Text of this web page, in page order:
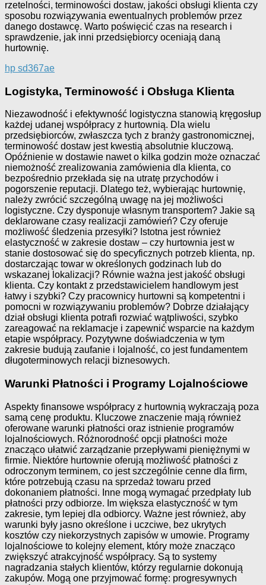
rzetelności, terminowości dostaw, jakości obsługi klienta czy
sposobu rozwiązywania ewentualnych problemów przez
danego dostawcę. Warto poświęcić czas na research i
sprawdzenie, jak inni przedsiębiorcy oceniają daną
hurtownię.
hp sd367ae
Logistyka, Terminowość i Obsługa Klienta
Niezawodność i efektywność logistyczna stanowią kręgosłup
każdej udanej współpracy z hurtownią. Dla wielu
przedsiębiorców, zwłaszcza tych z branży gastronomicznej,
terminowość dostaw jest kwestią absolutnie kluczową.
Opóźnienie w dostawie nawet o kilka godzin może oznaczać
niemożność zrealizowania zamówienia dla klienta, co
bezpośrednio przekłada się na utratę przychodów i
pogorszenie reputacji. Dlatego też, wybierając hurtownię,
należy zwrócić szczególną uwagę na jej możliwości
logistyczne. Czy dysponuje własnym transportem? Jakie są
deklarowane czasy realizacji zamówień? Czy oferuje
możliwość śledzenia przesyłki? Istotna jest również
elastyczność w zakresie dostaw – czy hurtownia jest w
stanie dostosować się do specyficznych potrzeb klienta, np.
dostarczając towar w określonych godzinach lub do
wskazanej lokalizacji? Równie ważna jest jakość obsługi
klienta. Czy kontakt z przedstawicielem handlowym jest
łatwy i szybki? Czy pracownicy hurtowni są kompetentni i
pomocni w rozwiązywaniu problemów? Dobrze działający
dział obsługi klienta potrafi rozwiać wątpliwości, szybko
zareagować na reklamacje i zapewnić wsparcie na każdym
etapie współpracy. Pozytywne doświadczenia w tym
zakresie budują zaufanie i lojalność, co jest fundamentem
długoterminowych relacji biznesowych.
Warunki Płatności i Programy Lojalnościowe
Aspekty finansowe współpracy z hurtownią wykraczają poza
samą cenę produktu. Kluczowe znaczenie mają również
oferowane warunki płatności oraz istnienie programów
lojalnościowych. Różnorodność opcji płatności może
znacząco ułatwić zarządzanie przepływami pieniężnymi w
firmie. Niektóre hurtownie oferują możliwość płatności z
odroczonym terminem, co jest szczególnie cenne dla firm,
które potrzebują czasu na sprzedaż towaru przed
dokonaniem płatności. Inne mogą wymagać przedpłaty lub
płatności przy odbiorze. Im większa elastyczność w tym
zakresie, tym lepiej dla odbiorcy. Ważne jest również, aby
warunki były jasno określone i uczciwe, bez ukrytych
kosztów czy niekorzystnych zapisów w umowie. Programy
lojalnościowe to kolejny element, który może znacząco
zwiększyć atrakcyjność współpracy. Są to systemy
nagradzania stałych klientów, którzy regularnie dokonują
zakupów. Mogą one przyjmować formę: progresywnych